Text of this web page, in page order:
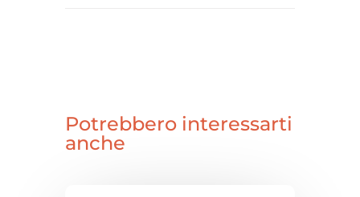
Potrebbero interessarti
anche